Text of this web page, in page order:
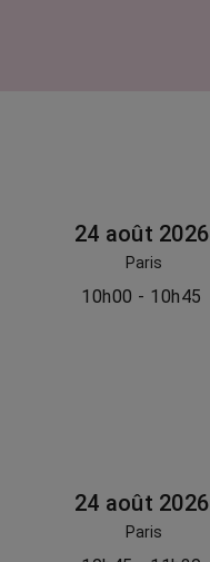
24 août 2026
Paris
10h00 - 10h45
24 août 2026
Paris